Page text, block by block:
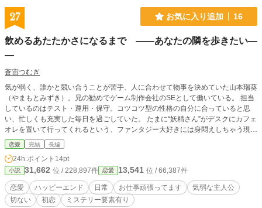
27 お気に入り追加 16
飲めるあたたかさになるまで ――あなたの隣を歩きたい―
―
蒼宙つむぎ
気が弱く、誰かと競い合うことが苦手、人に合わせて物事を決めていた山本瑞葵
（やまもとみずき）。兄の勧めでゲーム制作会社のSEとして働いている。 担当
しているのはテスト・運用・保守。コツコツ型の性格の自分に合っていると思
い、忙しくも充実した毎日を過ごしていた。 たまに“妖精さん”がデスクにカフェ
オレを置いて行ってくれるという、ファンタジー大好きには身悶えしちゃう現象
が起こる。その現象が起こる時、いつも気になる同期の久遠健太郎（くおんけん
たろう）君の背中を見ることができる。Wご褒美に“妖精さん”に感謝しかない瑞
葵は、ある日“妖精さん”が健太郎であることを知る――。 言葉にできない想い
が、ゆっくりと、――カフェオレが飲めるくらいゆっくりと近づく。 大人にな
ろうとする二人の甘く切ないラブストーリー。 ※この話は瑞葵と健太郎の廃り
が主人公です。 それぞれの視点で物語が進みます。 基本は瑞葵視点が主軸
となります。
恋愛 完結 長編
24h.ポイント 14pt
小説 31,662 位 / 228,897件 恋愛 13,541 位 / 66,387件
恋愛 ハッピーエンド 日常 お仕事頑張ってます
気弱な主人公
切ない
初恋 ミステリー要素有り